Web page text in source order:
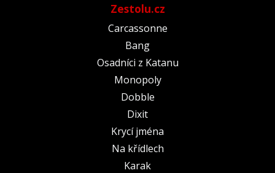
Zestolu.cz
Carcassonne
Bang
Osadníci z Katanu
Monopoly
Dobble
Dixit
Krycí jména
Na křídlech
Karak